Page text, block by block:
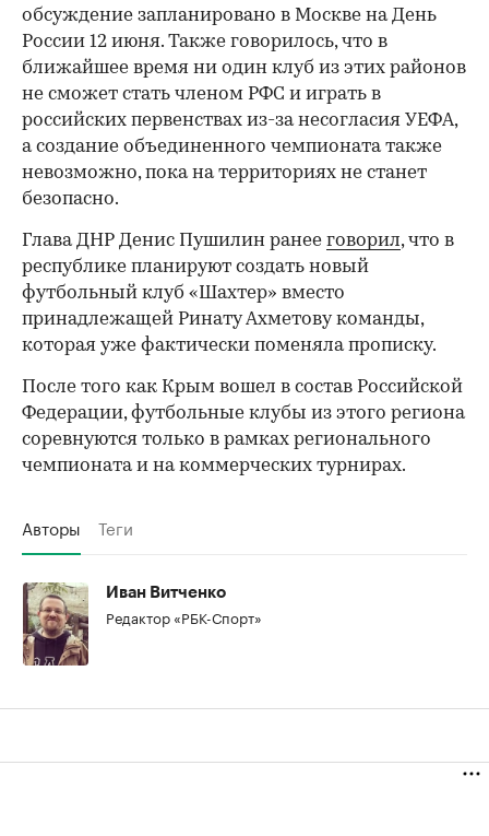
обсуждение запланировано в Москве на День
России 12 июня. Также говорилось, что в
ближайшее время ни один клуб из этих районов
не сможет стать членом РФС и играть в
российских первенствах из-за несогласия УЕФА,
а создание объединенного чемпионата также
невозможно, пока на территориях не станет
безопасно.
Глава ДНР Денис Пушилин ранее говорил, что в
республике планируют создать новый
футбольный клуб «Шахтер» вместо
принадлежащей Ринату Ахметову команды,
которая уже фактически поменяла прописку.
После того как Крым вошел в состав Российской
Федерации, футбольные клубы из этого региона
соревнуются только в рамках регионального
чемпионата и на коммерческих турнирах.
Авторы Теги
Иван Витченко
Редактор «РБК-Спорт»